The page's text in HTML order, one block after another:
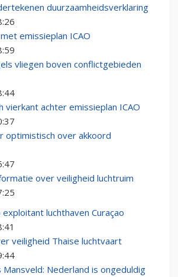
duurzaamheidsverklaring
emissieplan ICAO
vliegen boven conflictgebieden
vierkant achter emissieplan ICAO
optimistisch over akkoord
over veiligheid luchtruim
luchthaven Curaçao
veiligheid Thaise luchtvaart
Nederland is ongeduldig